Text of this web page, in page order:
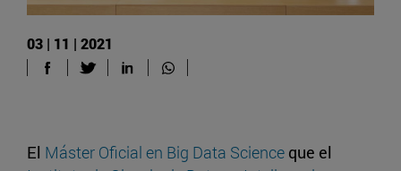
03 | 11 | 2021
El Máster Oficial en Big Data Science que el